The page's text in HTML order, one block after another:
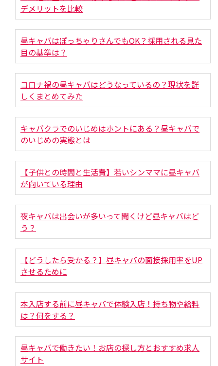
デメリットを比較
昼キャバはぽっちゃりさんでもOK？採用される見た
目の基準は？
コロナ禍の昼キャバはどうなっているの？現状を詳
しくまとめてみた
キャバクラでのいじめはホントにある？昼キャバで
のいじめの実態とは
【子供との時間と生活費】若いシンママに昼キャバ
が向いている理由
夜キャバは出会いが多いって聞くけど昼キャバはど
う？
【どうしたら受かる？】昼キャバの面接採用率をUP
させるために
本入店する前に昼キャバで体験入店！持ち物や給料
は？何をする？
昼キャバで働きたい！お店の探し方とおすすめ求人
サイト